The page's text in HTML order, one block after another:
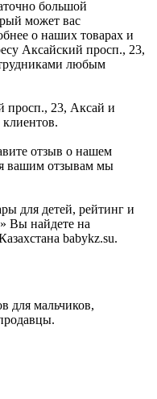
большой
может вас
о наших товарах и
Аксайский просп., 23,
любым
просп., 23, Аксай и
отзыв о нашем
вашим отзывам мы
для детей, рейтинг и
Вы найдете на
babykz.su.
для мальчиков,